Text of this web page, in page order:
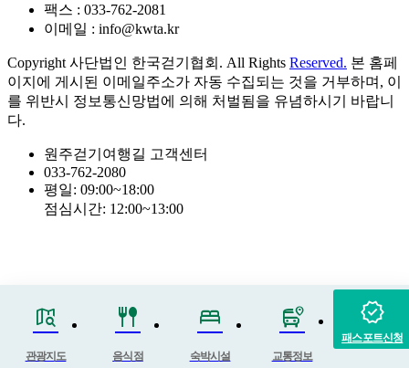
팩스 : 033-762-2081
이메일 : info@kwta.kr
Copyright 사단법인 한국걷기협회. All Rights Reserved. 본 홈페
이지에 게시된 이메일주소가 자동 수집되는 것을 거부하며, 이
를 위반시 정보통신망법에 의해 처벌됨을 유념하시기 바랍니
다.
원주걷기여행길 고객센터
033-762-2080
평일: 09:00~18:00
점심시간: 12:00~13:00
map_search
관광지도
fork_spoon
음식점
bed
숙박시설
bus_map_pin
교통정보
verified
패스포트신청